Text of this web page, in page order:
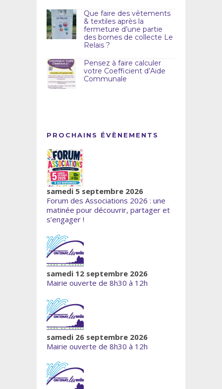
Que faire des vêtements
& textiles après la
fermeture d’une partie
des bornes de collecte Le
Relais ?
Pensez à faire calculer
votre Coefficient d’Aide
Communale
PROCHAINS ÉVÈNEMENTS
samedi 5 septembre 2026
Forum des Associations 2026 : une
matinée pour découvrir, partager et
s’engager !
samedi 12 septembre 2026
Mairie ouverte de 8h30 à 12h
samedi 26 septembre 2026
Mairie ouverte de 8h30 à 12h